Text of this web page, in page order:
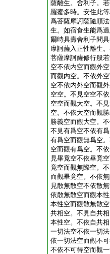
薩離生。舍利子。
羅蜜多時。安住此
爲菩薩摩訶薩隨順
生。如宿食生能爲
爾時具壽舍利子問
摩訶薩入正性離生
菩薩摩訶薩修行般
空不依内空而觀外
而觀内空。不依外
空不依内外空而觀
空空。不見空空不
空空而觀大空。不
空。不依大空而觀
勝義空而觀大空。
不見有爲空不依有
有爲空而觀無爲空
空而觀有爲空。不
見畢竟空不依畢竟
竟空而觀無際空。
而觀畢竟空。不依
見散無散空不依散
依散無散空而觀本
本性空而觀散無散
共相空。不見自共
本性空。不依自共
一切法空不依一切
依一切法空而觀不
不依不可得空而觀